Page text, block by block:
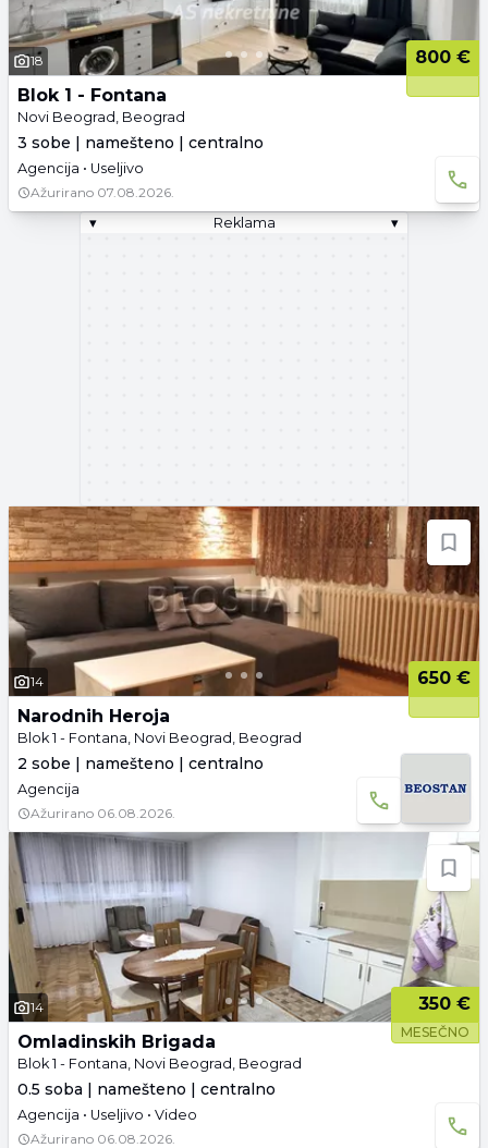
18
800 €
Blok 1 - Fontana
Novi Beograd, Beograd
3 sobe | namešteno | centralno
Agencija • Useljivo
Ažurirano 07.08.2026.
▾
Reklama ▾
14
650 €
Narodnih Heroja
Blok 1 - Fontana, Novi Beograd, Beograd
2 sobe | namešteno | centralno
Agencija
Ažurirano 06.08.2026.
14 350 €
MESEČNO
Omladinskih Brigada
Blok 1 - Fontana, Novi Beograd, Beograd
0.5 soba | namešteno | centralno
Agencija • Useljivo • Video
Ažurirano 06.08.2026.